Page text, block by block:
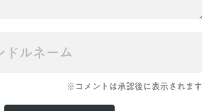
※コメントは承認後に表示されます